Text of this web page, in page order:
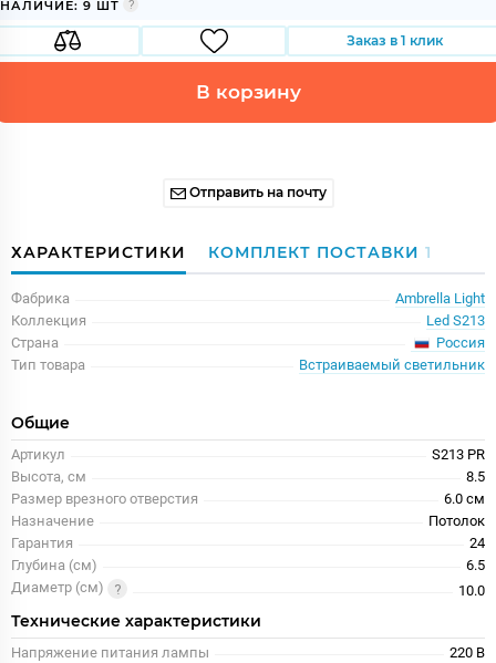
НАЛИЧИЕ: 9 ШТ
Заказ в 1 клик
В корзину
Отправить на почту
ХАРАКТЕРИСТИКИ КОМПЛЕКТ ПОСТАВКИ 1
Фабрика
Ambrella Light
Коллекция
Led S213
Страна
Россия
Тип товара
Встраиваемый светильник
Общие
Артикул
S213 PR
Высота, см
8.5
Размер врезного отверстия
6.0 см
Назначение
Потолок
Гарантия
24
Глубина (см)
6.5
Диаметр (см)
10.0
Технические характеристики
Напряжение питания лампы
220 В